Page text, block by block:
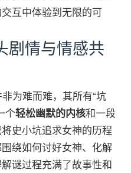
互中体验到无限的可
剧情与情感共
为难而难，其所有“坑
个轻松幽默的内核和一段
史小坑追求女神的历程
绕如何讨好女神、化解
谜过程充满了故事性和